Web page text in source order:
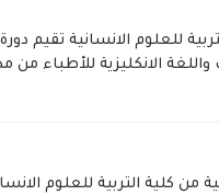
للعلوم الانسانية تقيم
الانكليزية للأطباء من
من كلية التربية للعلوم